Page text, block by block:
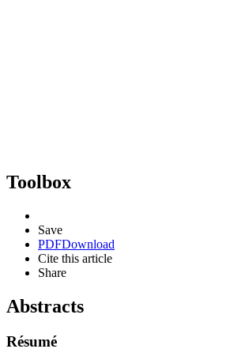
Toolbox
Save
PDFDownload
Cite this article
Share
Abstracts
Résumé